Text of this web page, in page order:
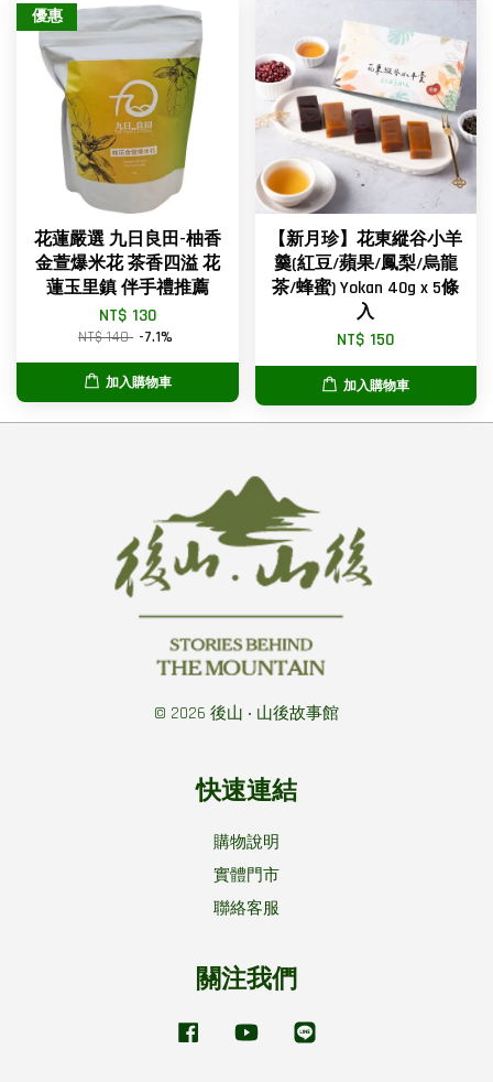
優惠
花蓮嚴選 九日良田-柚香
金萱爆米花 茶香四溢 花
蓮玉里鎮 伴手禮推薦
NT$ 130
NT$ 140 -7.1%
加入購物車
【新月珍】花東縱谷小羊
羹(紅豆/蘋果/鳳梨/烏龍
茶/蜂蜜) Yokan 40g x 5條
入
NT$ 150
加入購物車
© 2026 後山 ‧ 山後故事館
快速連結
購物說明
實體門市
聯絡客服
關注我們
Facebook YouTube